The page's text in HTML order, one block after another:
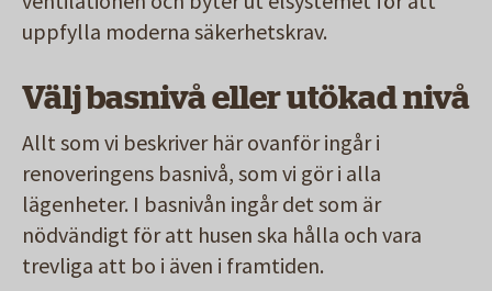
uppfylla moderna säkerhetskrav.
Välj basnivå eller utökad nivå
Allt som vi beskriver här ovanför ingår i
renoveringens basnivå, som vi gör i alla
lägenheter. I basnivån ingår det som är
nödvändigt för att husen ska hålla och vara
trevliga att bo i även i framtiden.